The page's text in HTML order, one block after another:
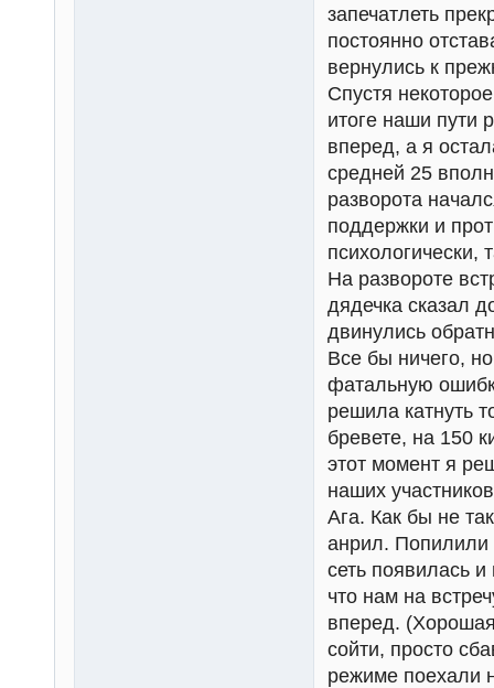
запечатлеть
постоянно
вернулись к
Спустя
итоге наши пути
вперед, а я
средней 25
разворота
поддержки и
психологически,
На развороте
дядечка сказал
двинулись
Все бы ничего,
фатальную
решила катнуть
бревете, на 150
этот момент я
наших
Ага. Как бы не
анрил. Попилили
сеть появилась
что нам на
вперед.
сойти, просто
режиме поехали